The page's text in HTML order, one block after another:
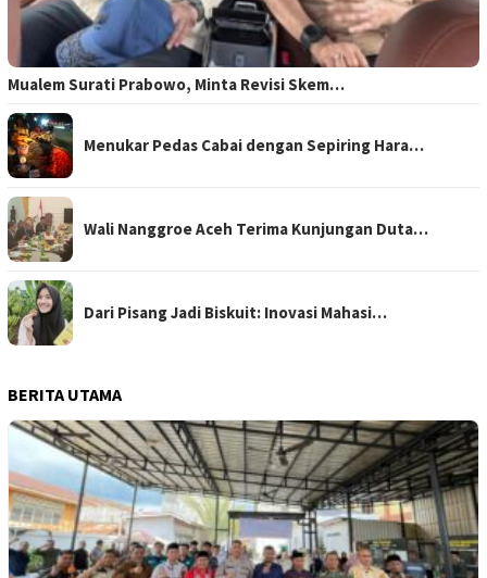
Mualem Surati Prabowo, Minta Revisi Skem…
Menukar Pedas Cabai dengan Sepiring Hara…
Wali Nanggroe Aceh Terima Kunjungan Duta…
Dari Pisang Jadi Biskuit: Inovasi Mahasi…
BERITA UTAMA